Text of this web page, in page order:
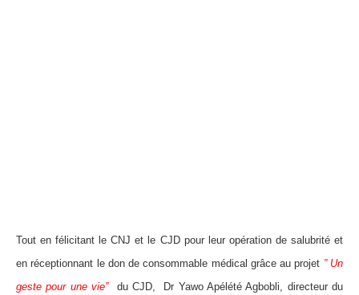
Tout en félicitant le CNJ et le CJD pour leur opération de salubrité et
en réceptionnant le don de consommable médical grâce au projet ” Un
geste pour une vie”
du CJD, Dr Yawo Apélété Agbobli, directeur du